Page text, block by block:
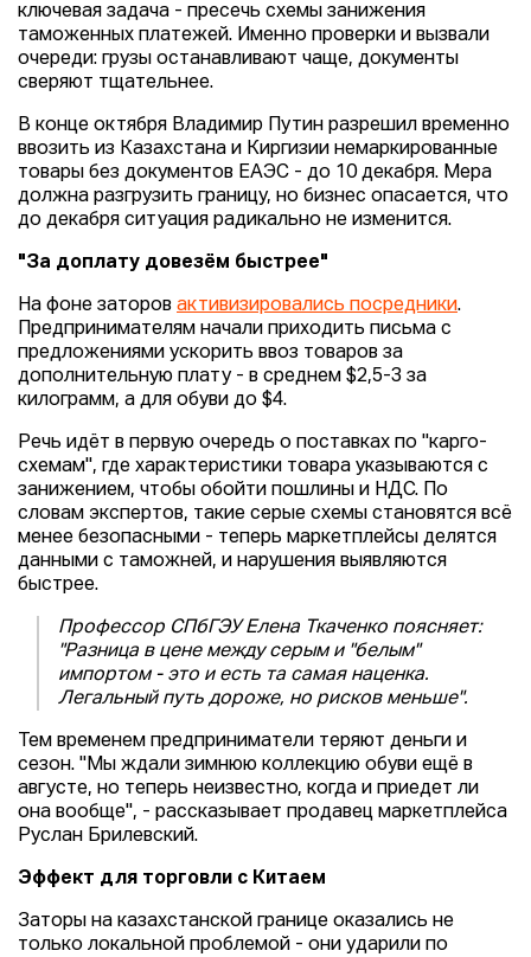
ключевая задача - пресечь схемы занижения
таможенных платежей. Именно проверки и вызвали
очереди: грузы останавливают чаще, документы
сверяют тщательнее.
В конце октября Владимир Путин разрешил временно
ввозить из Казахстана и Киргизии немаркированные
товары без документов ЕАЭС - до 10 декабря. Мера
должна разгрузить границу, но бизнес опасается, что
до декабря ситуация радикально не изменится.
"За доплату довезём быстрее"
На фоне заторов активизировались посредники.
Предпринимателям начали приходить письма с
предложениями ускорить ввоз товаров за
дополнительную плату - в среднем $2,5-3 за
килограмм, а для обуви до $4.
Речь идёт в первую очередь о поставках по "карго-
схемам", где характеристики товара указываются с
занижением, чтобы обойти пошлины и НДС. По
словам экспертов, такие серые схемы становятся всё
менее безопасными - теперь маркетплейсы делятся
данными с таможней, и нарушения выявляются
быстрее.
Профессор СПбГЭУ Елена Ткаченко поясняет:
"Разница в цене между серым и "белым"
импортом - это и есть та самая наценка.
Легальный путь дороже, но рисков меньше".
Тем временем предприниматели теряют деньги и
сезон. "Мы ждали зимнюю коллекцию обуви ещё в
августе, но теперь неизвестно, когда и приедет ли
она вообще", - рассказывает продавец маркетплейса
Руслан Брилевский.
Эффект для торговли с Китаем
Заторы на казахстанской границе оказались не
только локальной проблемой - они ударили по